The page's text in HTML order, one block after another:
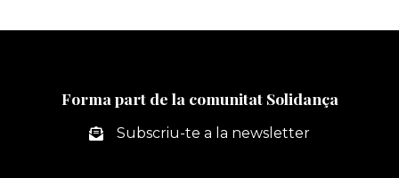
DE
A
Forma part de la comunitat Solidança
Subscriu-te a la newsletter